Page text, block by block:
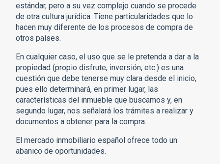
estándar, pero a su vez complejo cuando se procede
de otra cultura jurídica. Tiene particularidades que lo
hacen muy diferente de los procesos de compra de
otros países.
En cualquier caso, el uso que se le pretenda a dar a la
propiedad (propio disfrute, inversión, etc.) es una
cuestión que debe tenerse muy clara desde el inicio,
pues ello determinará, en primer lugar, las
características del inmueble que buscamos y, en
segundo lugar, nos señalará los trámites a realizar y
documentos a obtener para la compra.
El mercado inmobiliario español ofrece todo un
abanico de oportunidades.